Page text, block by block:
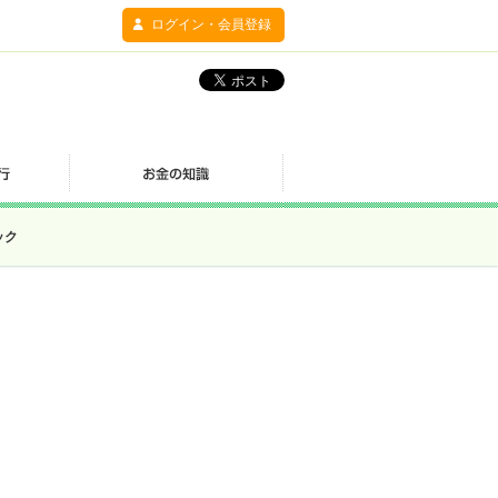
ログイン・会員登録
ク